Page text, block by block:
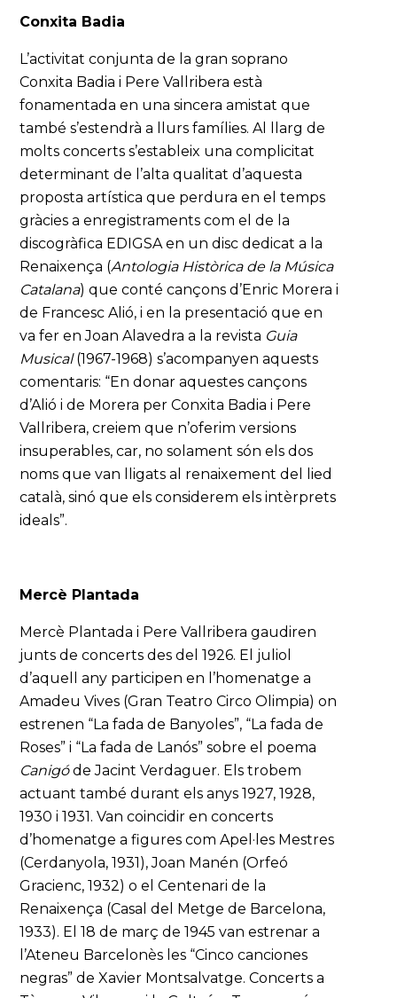
Conxita Badia
L’activitat conjunta de la gran soprano
Conxita Badia i Pere Vallribera està
fonamentada en una sincera amistat que
també s’estendrà a llurs famílies. Al llarg de
molts concerts s’estableix una complicitat
determinant de l’alta qualitat d’aquesta
proposta artística que perdura en el temps
gràcies a enregistraments com el de la
discogràfica EDIGSA en un disc dedicat a la
Renaixença (Antologia Històrica de la Música
Catalana) que conté cançons d’Enric Morera i
de Francesc Alió, i en la presentació que en
va fer en Joan Alavedra a la revista Guia
Musical(1967-1968) s’acompanyen aquests
comentaris: “En donar aquestes cançons
d’Alió i de Morera per Conxita Badia i Pere
Vallribera, creiem que n’oferim versions
insuperables, car, no solament són els dos
noms que van lligats al renaixement del lied
català, sinó que els considerem els intèrprets
ideals”.
Mercè Plantada
Mercè Plantada i Pere Vallribera gaudiren
junts de concerts des del 1926. El juliol
d’aquell any participen en l’homenatge a
Amadeu Vives (Gran Teatro Circo Olimpia) on
estrenen “La fada de Banyoles”, “La fada de
Roses” i “La fada de Lanós” sobre el poema
Canigóde Jacint Verdaguer. Els trobem
actuant també durant els anys 1927, 1928,
1930 i 1931. Van coincidir en concerts
d’homenatge a figures com Apel·les Mestres
(Cerdanyola, 1931), Joan Manén (Orfeó
Gracienc, 1932) o el Centenari de la
Renaixença (Casal del Metge de Barcelona,
1933). El 18 de març de 1945 van estrenar a
l’Ateneu Barcelonès les “Cinco canciones
negras” de Xavier Montsalvatge. Concerts a